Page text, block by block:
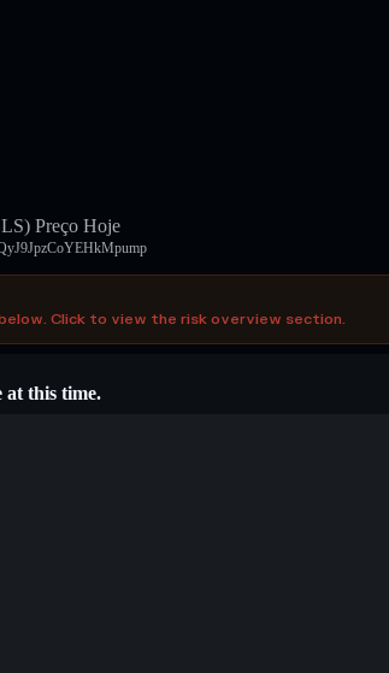
Preço Hoje
Click to view the risk overview section.
at this time.